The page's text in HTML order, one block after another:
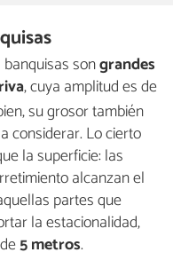
songrandes
, cuya amplitud es de
su grosor también
considerar. Lo cierto
la superficie: las
alcanzan el
partes que
la estacionalidad,
5 metros.